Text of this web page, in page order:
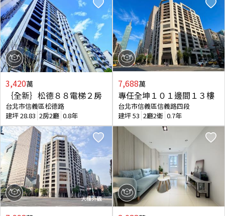
3,420萬
｛全新｝松德８８電梯２房
台北市信義區松德路
建坪28.83 2房2廳 0.8年
7,688萬
專任全坤１０１邊間１３樓
台北市信義區信義路四段
建坪53 2廳2衛 0.7年